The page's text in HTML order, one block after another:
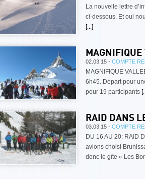
La nouvelle lettre
ci-dessous. Et oui
[...]
02.03.15 - COMPTE
MAGNIFIQUE
6h45. Départ pour
pour 19 participants
RAID DANS
03.03.15 - COMPTE
DU 16 AU 20: RAID
avions choisi
donc le gîte « Les